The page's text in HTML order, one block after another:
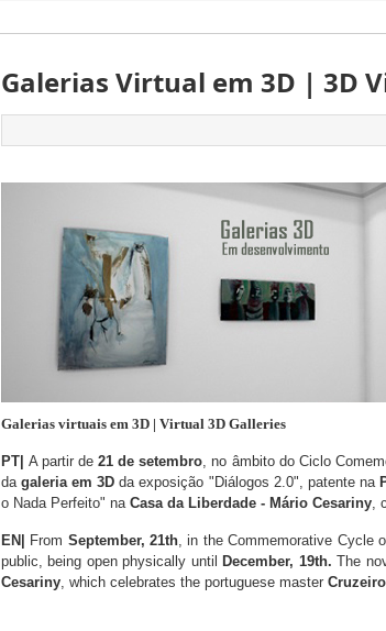
Galerias Virtual em 3D | 3D
Galerias virtuais em 3D | Virtual 3D Galleries
PT| A partir de21 de setembro, no âmbito do Ciclo
da galeriaem 3D da exposição "Diálogos 2.0", patentena
o Nada Perfeito" na Casa da Liberdade - Mário Cesariny,
EN| From September,21th, in the Commemorative Cycle
public, being open physically until December, 19th.The
Cesariny, which celebrates the portuguese master